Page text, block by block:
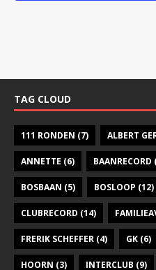
TAG CLOUD
111 RONDEN (7) ALBERT
ANNETTE (6) BAANRECORD
BOSBAAN (5) BOSLOOP (12)
CLUBRECORD (14)
FRERIK SCHEFFER (4) GK (6)
HOORN (3) INTERCLUB (9)